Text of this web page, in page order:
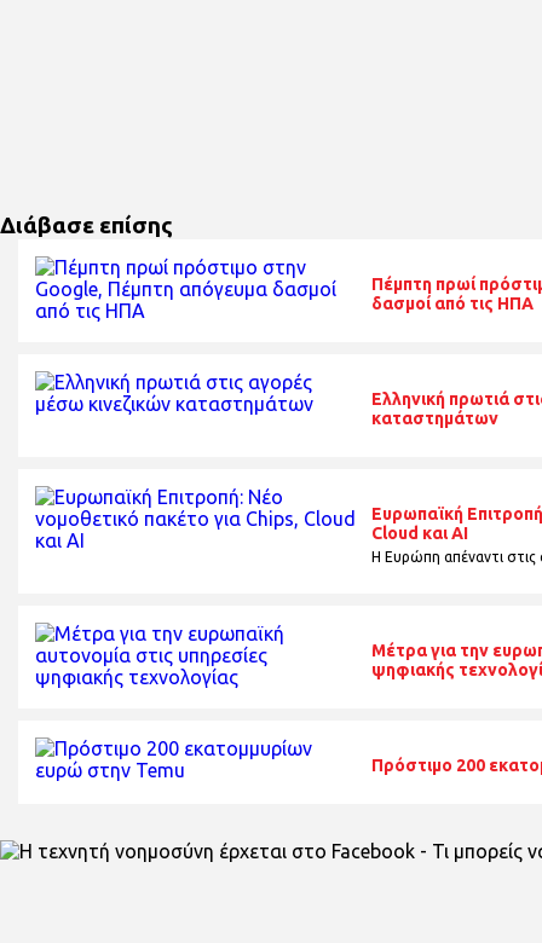
Διάβασε επίσης
Πέμπτη πρωί
δασμοί από τις ΗΠΑ
Ελληνική πρωτιά
καταστημάτων
Ευρωπαϊκή
Cloud και AI
H Ευρώπη απέναντι στις
Μέτρα για την
ψηφιακής
Πρόστιμο 200